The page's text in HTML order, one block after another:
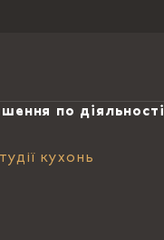
по діяльності
кухонь